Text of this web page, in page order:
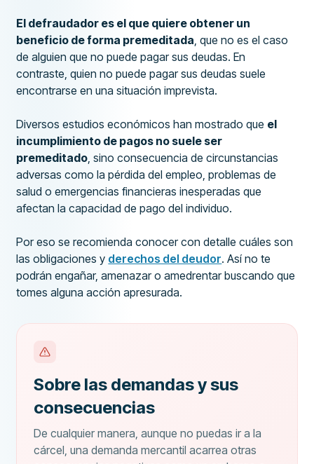
El defraudador es el que quiere obtener un
beneficio de forma premeditada, que no es el caso
de alguien que no puede pagar sus deudas. En
contraste, quien no puede pagar sus deudas suele
encontrarse en una situación imprevista.
Diversos estudios económicos han mostrado que el
incumplimiento de pagos no suele ser
premeditado, sino consecuencia de circunstancias
adversas como la pérdida del empleo, problemas de
salud o emergencias financieras inesperadas que
afectan la capacidad de pago del individuo.
Por eso se recomienda conocer con detalle cuáles son
las obligaciones y derechos del deudor. Así no te
podrán engañar, amenazar o amedrentar buscando que
tomes alguna acción apresurada.
Sobre las demandas y sus
consecuencias
De cualquier manera, aunque no puedas ir a la
cárcel, una demanda mercantil acarrea otras